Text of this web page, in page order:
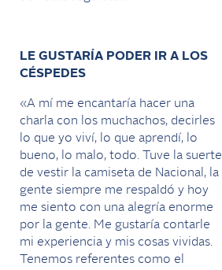
LE GUSTARÍA PODER IR A LOS
CÉSPEDES
«A mí me encantaría hacer una
charla con los muchachos, decirles
lo que yo viví, lo que aprendí, lo
bueno, lo malo, todo. Tuve la suerte
de vestir la camiseta de Nacional, la
gente siempre me respaldó y hoy
me siento con una alegría enorme
por la gente. Me gustaría contarle
mi experiencia y mis cosas vividas.
Tenemos referentes como el